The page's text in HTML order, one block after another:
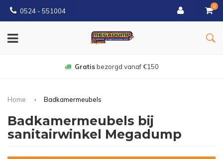
0524 - 551004
0
Gratisbezorgd vanaf €150
Home Badkamermeubels
Badkamermeubels bij
sanitairwinkel Megadump